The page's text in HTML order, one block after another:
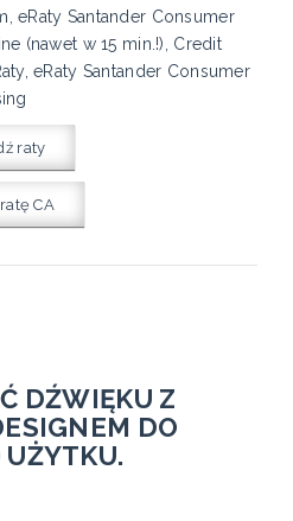
eRaty Santander Consumer
(nawet w 15 min.!), Credit
eRaty Santander Consumer
raty
CA
DŹWIĘKU Z
DO